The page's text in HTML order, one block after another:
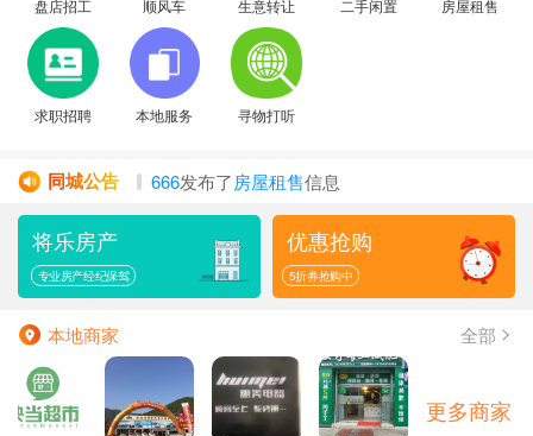
盘店招工 顺风车 生意转让 二手闲置 房屋租售
求职招聘 本地服务 寻物打听
同城公告 666发布了房屋租售信息
sudden发布了 求职招聘信息
其利名车...发布了信息
发布了二手闲置信息
将乐房产
专业房产经纪保驾
优惠抢购
5折券抢购中
本地商家 全部
更多商家